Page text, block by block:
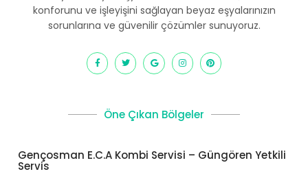
konforunu ve işleyişini sağlayan beyaz eşyalarınızın
sorunlarına ve güvenilir çözümler sunuyoruz.
Öne Çıkan Bölgeler
Gençosman E.C.A Kombi Servisi – Güngören Yetkili
Servis